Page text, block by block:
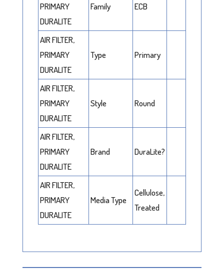
PRIMARY
DURALITE
Family ECB
AIR FILTER,
PRIMARY
DURALITE
Type Primary
AIR FILTER,
PRIMARY
DURALITE
Style Round
AIR FILTER,
PRIMARY
DURALITE
Brand DuraLite?
AIR FILTER,
PRIMARY
DURALITE
Media Type
Cellulose,
Treated